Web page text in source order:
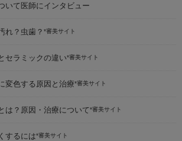
いて医師にインタビュー
れ？虫歯？ *審美サイト
セラミックの違い*審美サイト
変色する原因と治療*審美サイト
は？原因・治療について*審美サイト
するには*審美サイト